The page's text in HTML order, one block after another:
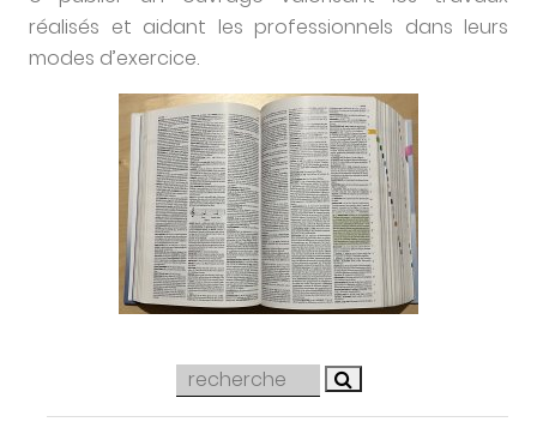
réalisés et aidant les professionnels dans leurs
modes d’exercice.